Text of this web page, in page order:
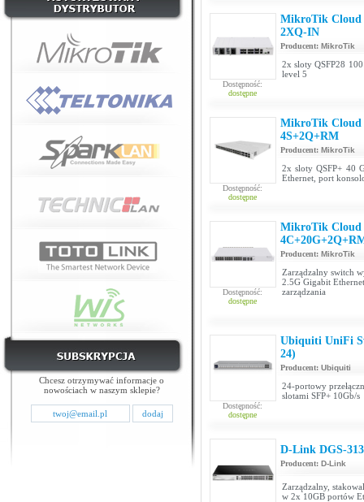
Chcesz otrzymywać informacje o
nowościach w naszym sklepie?
Dostępność:
dostępne
MikroTik Cloud
2XQ-IN
Producent: MikroTik
2x sloty QSFP28
level 5
Dostępność:
dostępne
MikroTik Cloud
4S+2Q+RM
Producent: MikroTik
2x sloty QSFP+ 40
Ethernet, port
Dostępność:
dostępne
MikroTik Cloud
Producent: MikroTik
Zarządzalny switch
2.5G Gigabit
zarządzania
Dostępność:
dostępne
Ubiquiti UniFi
24)
Producent: Ubiquiti
24-portowy
slotami SFP+ 10Gb/s
D-Link DGS-
Producent: D-Link
Zarządzalny,
w 2x 10GB portów